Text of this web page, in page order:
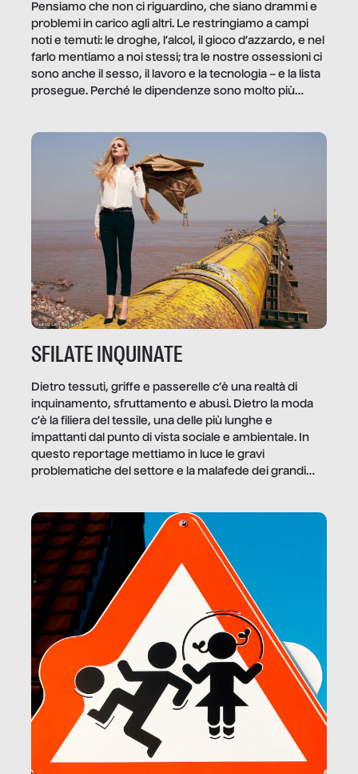
Pensiamo che non ci riguardino, che siano drammi e
problemi in carico agli altri. Le restringiamo a campi
noti e temuti: le droghe, l’alcol, il gioco d’azzardo, e nel
farlo mentiamo a noi stessi; tra le nostre ossessioni ci
sono anche il sesso, il lavoro e la tecnologia – e la lista
prosegue. Perché le dipendenze sono molto più
trae un guadagno. In questo reportage vediamo
quale e come.
SFILATE INQUINATE
Dietro tessuti, griffe e passerelle c’è una realtà di
inquinamento, sfruttamento e abusi. Dietro la moda
c’è la filiera del tessile, una delle più lunghe e
impattanti dal punto di vista sociale e ambientale. In
questo reportage mettiamo in luce le gravi
problematiche del settore e la malafede dei grandi